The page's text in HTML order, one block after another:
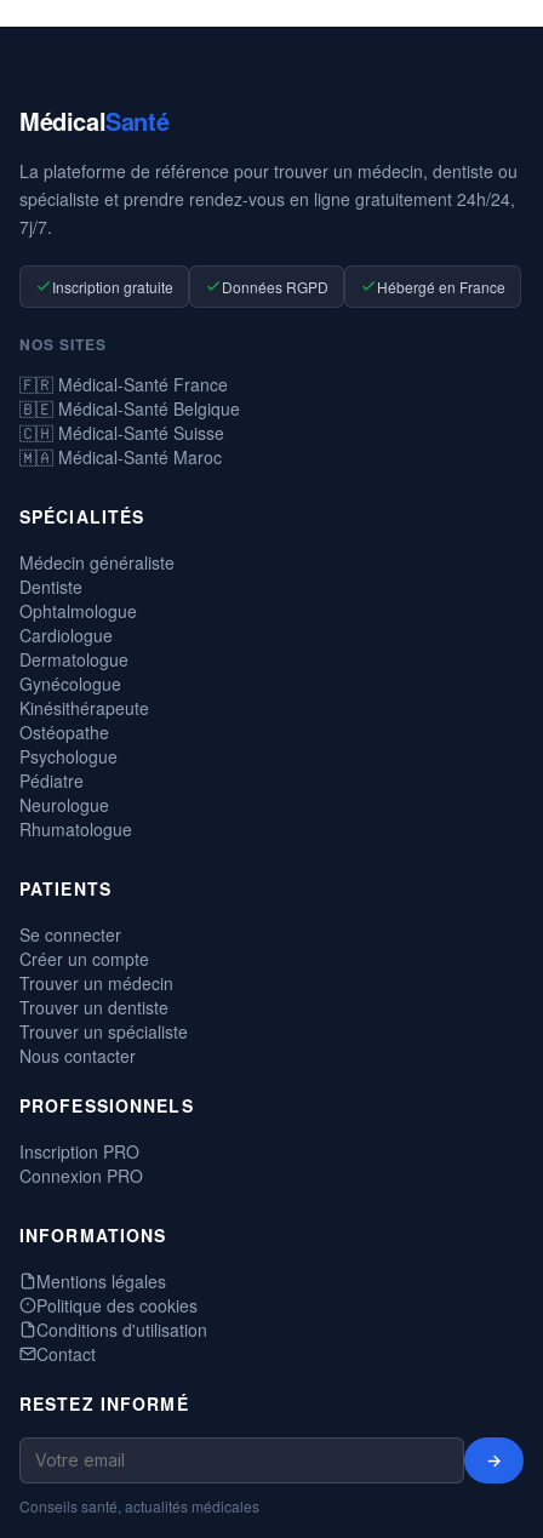
MédicalSanté
La plateforme de référence pour trouver un médecin, dentiste ou
spécialiste et prendre rendez-vous en ligne gratuitement 24h/24,
7j/7.
Inscription gratuite Données RGPD Hébergé en France
NOS SITES
🇫🇷 Médical-Santé France
🇧🇪 Médical-Santé Belgique
🇨🇭 Médical-Santé Suisse
🇲🇦 Médical-Santé Maroc
SPÉCIALITÉS
Médecin généraliste
Dentiste
Ophtalmologue
Cardiologue
Dermatologue
Gynécologue
Kinésithérapeute
Ostéopathe
Psychologue
Pédiatre
Neurologue
Rhumatologue
PATIENTS
Se connecter
Créer un compte
Trouver un médecin
Trouver un dentiste
Trouver un spécialiste
Nous contacter
PROFESSIONNELS
Inscription PRO
Connexion PRO
INFORMATIONS
Mentions légales
Politique des cookies
Conditions d'utilisation
Contact
RESTEZ INFORMÉ
→
Conseils santé, actualités médicales